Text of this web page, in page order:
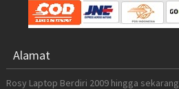
Alamat
Rosy Laptop Berdiri 2009 hingga sekarang